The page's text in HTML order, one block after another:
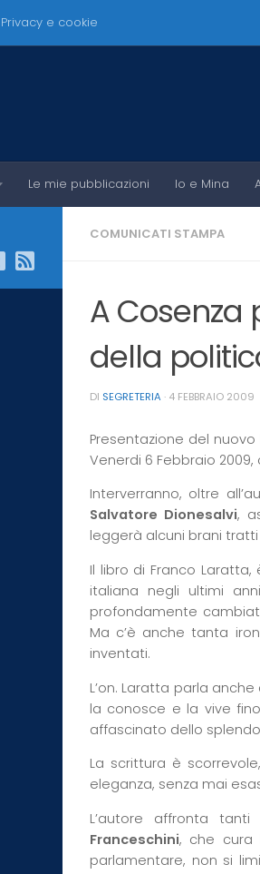
Privacy e cookie
Le mie pubblicazioni Io e Mina
COMUNICATI STAMPA
A Cosenza
della
DI SEGRETERIA · 4 FEBBRAIO 2009
Presentazione del
Venerdi 6 Febbraio 2009,
Interverranno, oltre
Salvatore Dionesalvi,
leggerà alcuni brani
Il libro di Franco
italiana negli ultimi
profondamente
Ma c’è anche tanta
inventati.
L’on. Laratta parla
la conosce e la vive
affascinato dello
La scrittura è
eleganza, senza mai
L’autore affronta
Franceschini, che cura
parlamentare, non si